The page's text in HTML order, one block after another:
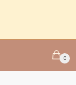
0